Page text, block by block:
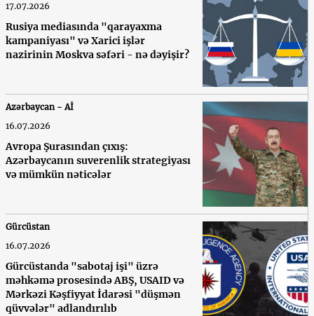
17.07.2026
Rusiya mediasında "qarayaxma
kampaniyası" və Xarici işlər
nazirinin Moskva səfəri - nə dəyişir?
Azərbaycan - Aİ
16.07.2026
Avropa Şurasından çıxış:
Azərbaycanın suverenlik strategiyası
və mümkün nəticələr
Gürcüstan
16.07.2026
Gürcüstanda "sabotaj işi" üzrə
məhkəmə prosesində ABŞ, USAID və
Mərkəzi Kəşfiyyat İdarəsi "düşmən
qüvvələr" adlandırılıb